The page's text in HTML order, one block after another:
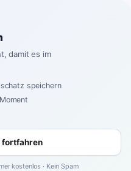
›todos
damit es im
speichern
fortfahren
kostenlos · Kein Spam